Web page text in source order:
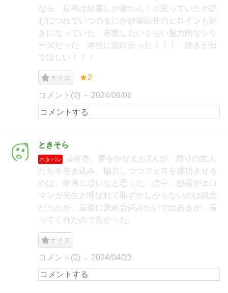
なる 最初は紗霧しか勝たん！と思っていたが読
むにつれていつのまにか紗霧以外のヒロインも好
きになっていた 布教したいくらい魅力的なシリ
ーズだった 本当に面白かった！！！ 続きが出
てほしい！！！
ナイス ★2
コメント(0) 2024/06/06
ときそら
ネタバレ
最終巻。夢をかなえた2人が、周りの友人
たちを巻き込み、協力しつつフェスを成功させる
のは、率直に凄いなと思った。途中、紗霧がエロ
マンガ先生と呼ばれて恥ずかしがらないのは残念
だったが、最後に決め台詞みたいではあるが、言
ってくれたので良かった。
ナイス
コメント(0) 2024/04/23